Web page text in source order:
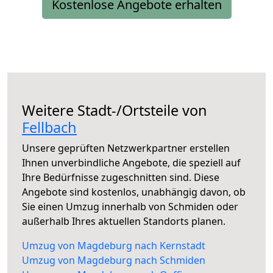
Kostenlose Angebote erhalten
Weitere Stadt-/Ortsteile von
Fellbach
Unsere geprüften Netzwerkpartner erstellen
Ihnen unverbindliche Angebote, die speziell auf
Ihre Bedürfnisse zugeschnitten sind. Diese
Angebote sind kostenlos, unabhängig davon, ob
Sie einen Umzug innerhalb von Schmiden oder
außerhalb Ihres aktuellen Standorts planen.
Umzug von Magdeburg nach Kernstadt
Umzug von Magdeburg nach Schmiden